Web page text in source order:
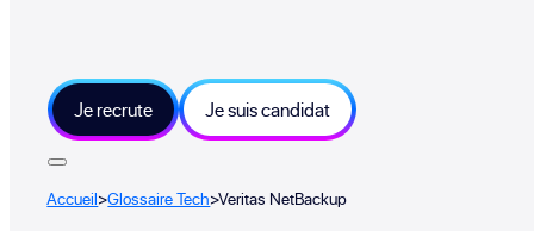
Je recrute Je suis candidat
Accueil>Glossaire Tech>Veritas NetBackup